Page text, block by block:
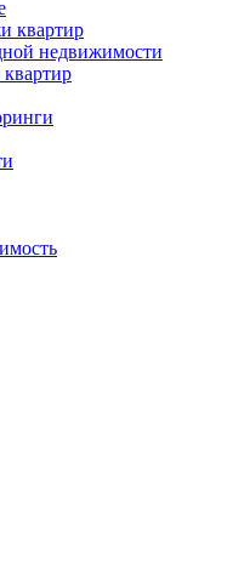
квартир
недвижимости